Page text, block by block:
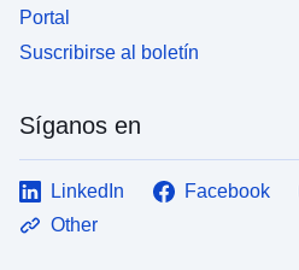
Portal
Suscribirse al boletín
Síganos en
LinkedIn Facebook
Other